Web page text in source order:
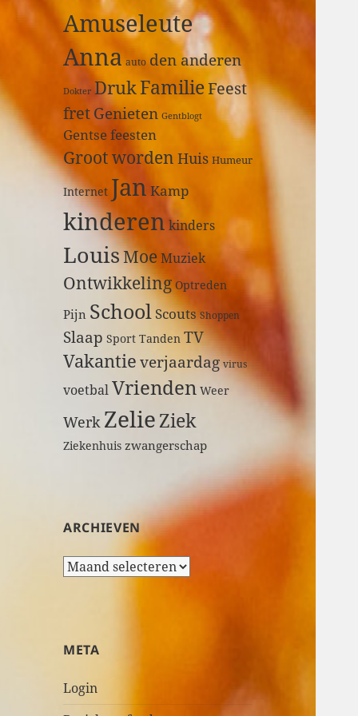
r
Amuseleute
Anna auto den anderen
Dokter DrukFamilieFeest
fretGenieten Gentblogt
Gentse feesten
Groot worden Huis Humeur
Internet Jan Kamp
kinderen kinders
LouisMoeMuziek
Ontwikkeling Optreden
Pijn SchoolScouts Shoppen
Slaap Sport Tanden TV
Vakantie verjaardag virus
voetbalVrienden Weer
Werk ZelieZiek
Ziekenhuis zwangerschap
ARCHIEVEN
A
i
v
META
Login